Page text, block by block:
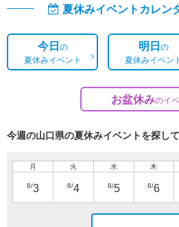
夏休みイベントカレン
今日の
夏休みイベント
明日の
夏休みイベン
お盆休みのイ
今週の山口県の夏休みイベントを探し
月
8/3
火
8/4
水
8/5
木
8/6